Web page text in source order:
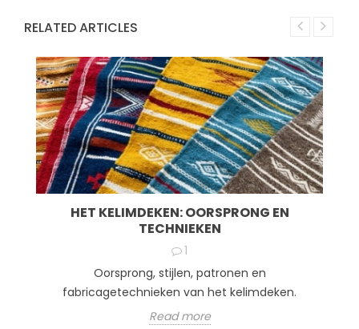
RELATED ARTICLES
HET KELIMDEKEN: OORSPRONG EN
TECHNIEKEN
1
Oorsprong, stijlen, patronen en
fabricagetechnieken van het kelimdeken.
Read more